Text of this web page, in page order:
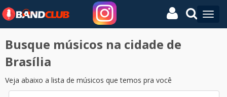
Busque músicos na cidade de
Brasília
Veja abaixo a lista de músicos que temos pra você